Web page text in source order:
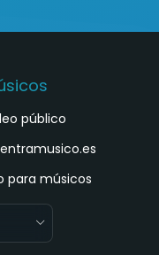
público
para músicos